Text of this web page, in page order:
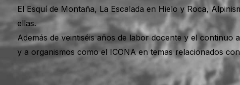
El Esquí de Montaña, La Escalada en Hielo y Roca,
ellas.
Además de veintiséis años de labor docente y el continuo
y a organismos como el ICONA en temas relacionados